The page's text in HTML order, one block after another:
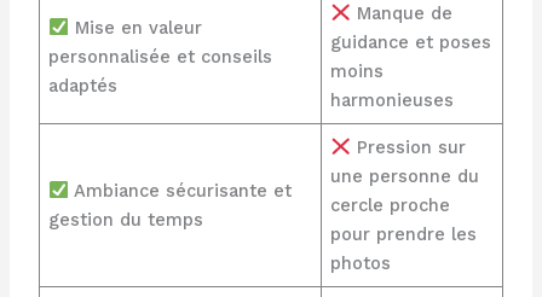
Mise en valeur
personnalisée et conseils
adaptés
Manque de
guidance et poses
moins
harmonieuses
Ambiance sécurisante et
gestion du temps
Pression sur
une personne du
cercle proche
pour prendre les
photos